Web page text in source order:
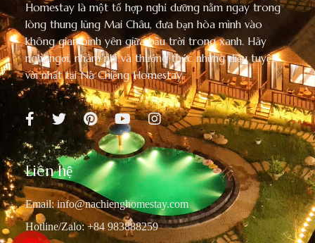
Homestay là một tổ hợp nghỉ dưỡng nằm ngay trong
lòng thung lũng Mai Châu, đưa bạn hòa mình vào
không gian bình yên giữa bầu trời trong xanh. Hãy
nghỉ ngơi, nhâm nhi và thưởng thức những điều tuyệt
vời nhất tại Nà Chiềng Homestay.
Liên hệ
Email: info@nachienghomestay.com
Hotline/Zalo: +84 983888259